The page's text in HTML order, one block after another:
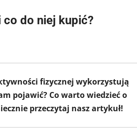
co do niej kupić?
fizycznej wykorzystują
pojawić? Co warto wiedzieć o
przeczytaj nasz artykuł!